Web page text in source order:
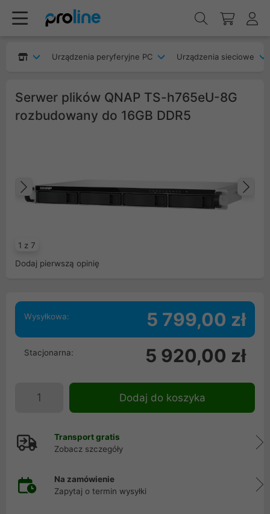
Urządzenia peryferyjne PC Urządzenia sieciowe
Serwer plików QNAP TS-h765eU-8G
rozbudowany do 16GB DDR5
1 z 7
Poprzedni
Dodaj pierwszą opinię
Wysyłkowa: 5 799,00 zł
Stacjonarna: 5 920,00 zł
Dodaj do koszyka
Transport gratis
Zobacz szczegóły
Na zamówienie
Zapytaj o termin wysyłki